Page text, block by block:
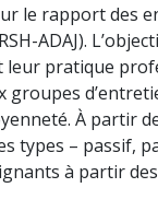
le rapport des
ADAJ).
pratique
À partir
types –
à partir